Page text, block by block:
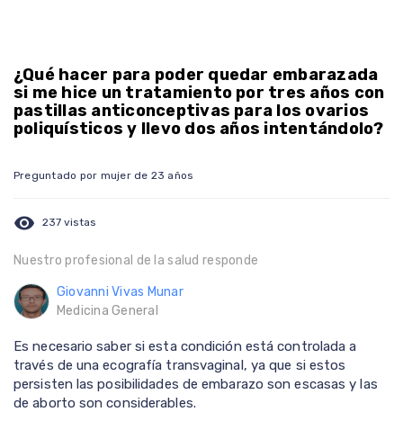
¿Qué hacer para poder quedar embarazada
si me hice un tratamiento por tres años con
pastillas anticonceptivas para los ovarios
poliquísticos y llevo dos años intentándolo?
Preguntado por mujer de 23 años
visibility 237 vistas
Nuestro profesional de la salud responde
Giovanni Vivas Munar
Medicina General
Es necesario saber si esta condición está controlada a
través de una ecografía transvaginal, ya que si estos
persisten las posibilidades de embarazo son escasas y las
de aborto son considerables.